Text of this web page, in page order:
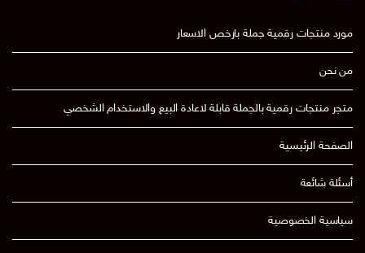
مورد منتجات رقمية جملة بارخص الاسعار
من نحن
متجر منتجات رقمية بالجملة قابلة لاعادة البيع والاستخدام الشخصي
الصفحة الرئيسية
أسئلة شائعة
سياسية الخصوصية